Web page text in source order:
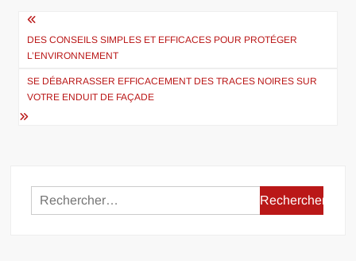
Navigation
de
l’article
DES CONSEILS SIMPLES ET EFFICACES POUR PROTÉGER
L’ENVIRONNEMENT
SE DÉBARRASSER EFFICACEMENT DES TRACES NOIRES SUR
VOTRE ENDUIT DE FAÇADE
Rechercher :